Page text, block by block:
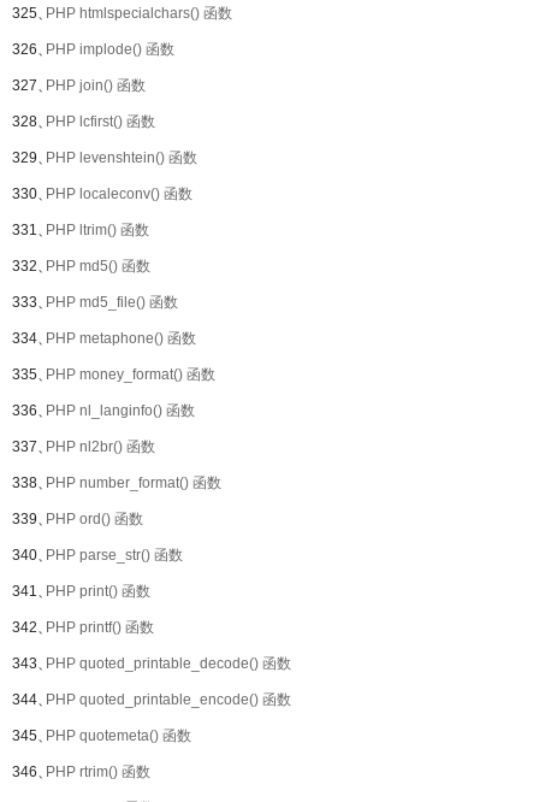
325、PHP htmlspecialchars() 函数
326、PHP implode() 函数
327、PHP join() 函数
328、PHP lcfirst() 函数
329、PHP levenshtein() 函数
330、PHP localeconv() 函数
331、PHP ltrim() 函数
332、PHP md5() 函数
333、PHP md5_file() 函数
334、PHP metaphone() 函数
335、PHP money_format() 函数
336、PHP nl_langinfo() 函数
337、PHP nl2br() 函数
338、PHP number_format() 函数
339、PHP ord() 函数
340、PHP parse_str() 函数
341、PHP print() 函数
342、PHP printf() 函数
343、PHP quoted_printable_decode() 函数
344、PHP quoted_printable_encode() 函数
345、PHP quotemeta() 函数
346、PHP rtrim() 函数